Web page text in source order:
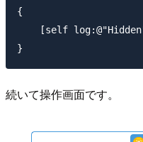
{
[self
続いて操作画面です。